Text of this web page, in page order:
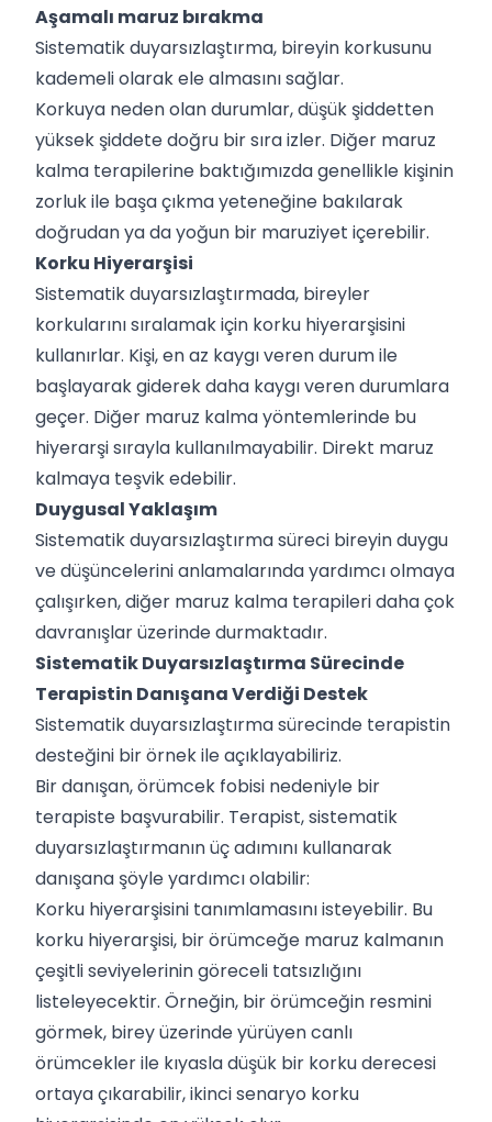
Aşamalı maruz bırakma
Sistematik duyarsızlaştırma, bireyin korkusunu
kademeli olarak ele almasını sağlar.
Korkuya neden olan durumlar, düşük şiddetten
yüksek şiddete doğru bir sıra izler. Diğer maruz
kalma terapilerine baktığımızda genellikle kişinin
zorluk ile başa çıkma yeteneğine bakılarak
doğrudan ya da yoğun bir maruziyet içerebilir.
Korku Hiyerarşisi
Sistematik duyarsızlaştırmada, bireyler
korkularını sıralamak için korku hiyerarşisini
kullanırlar. Kişi, en az kaygı veren durum ile
başlayarak giderek daha kaygı veren durumlara
geçer. Diğer maruz kalma yöntemlerinde bu
hiyerarşi sırayla kullanılmayabilir. Direkt maruz
kalmaya teşvik edebilir.
Duygusal Yaklaşım
Sistematik duyarsızlaştırma süreci bireyin duygu
ve düşüncelerini anlamalarında yardımcı olmaya
çalışırken, diğer maruz kalma terapileri daha çok
davranışlar üzerinde durmaktadır.
Sistematik Duyarsızlaştırma Sürecinde
Terapistin Danışana Verdiği Destek
Sistematik duyarsızlaştırma sürecinde terapistin
desteğini bir örnek ile açıklayabiliriz.
Bir danışan, örümcek fobisi nedeniyle bir
terapiste başvurabilir. Terapist, sistematik
duyarsızlaştırmanın üç adımını kullanarak
danışana şöyle yardımcı olabilir:
Korku hiyerarşisini tanımlamasını isteyebilir. Bu
korku hiyerarşisi, bir örümceğe maruz kalmanın
çeşitli seviyelerinin göreceli tatsızlığını
listeleyecektir. Örneğin, bir örümceğin resmini
görmek, birey üzerinde yürüyen canlı
örümcekler ile kıyasla düşük bir korku derecesi
ortaya çıkarabilir, ikinci senaryo korku